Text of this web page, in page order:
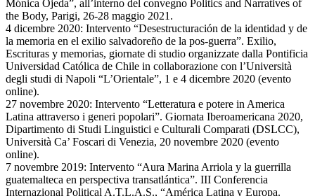
Mónica Ojeda”, all’interno del convegno Politics and Narratives of
the Body, Parigi, 26-28 maggio 2021.
4 dicembre 2020: Intervento “Desestructuración de la identidad y de
la memoria en el exilio salvadoreño de la pos-guerra”. Exilio,
Escrituras y memorias, giornate di studio organizzate dalla Pontificia
Universidad Católica de Chile in collaborazione con l’Università
degli studi di Napoli “L’Orientale”, 1 e 4 dicembre 2020 (evento
online).
27 novembre 2020: Intervento “Letteratura e potere in America
Latina attraverso i generi popolari”. Giornata Iberoamericana 2020,
Dipartimento di Studi Linguistici e Culturali Comparati (DSLCC),
Università Ca’ Foscari di Venezia, 20 novembre 2020 (evento
online).
7 novembre 2019: Intervento “Aura Marina Arriola y la guerrilla
guatemalteca en perspectiva transatlántica”. III Conferencia
Internazional Political A.T.L.A.S., “América Latina y Europa.